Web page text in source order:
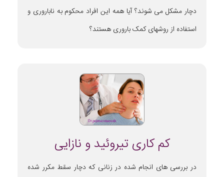
دچار مشکل می شوند؟ آیا همه این افراد محکوم به ناباروری و
استفاده از روشهای کمک باروری هستند؟
کم کاری تیروئید و نازایی
در بررسی های انجام شده در زنانی که دچار سقط مکرر شده